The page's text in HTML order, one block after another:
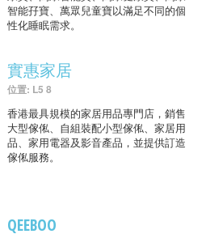
智能孖寶、萬眾兒童寶以滿足不同的個
性化睡眠需求。
實惠家居
位置: L5 8
香港最具規模的家居用品專門店，銷售
大型傢俬、自組裝配小型傢俬、家居用
品、家用電器及影音產品，並提供訂造
傢俬服務。
QEEBOO